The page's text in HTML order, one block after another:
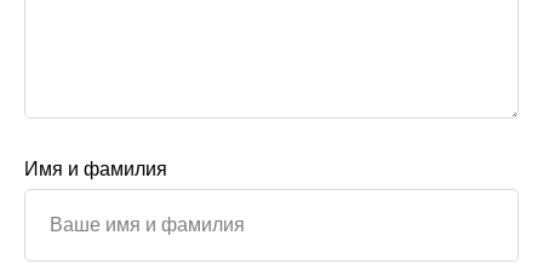
Имя и фамилия